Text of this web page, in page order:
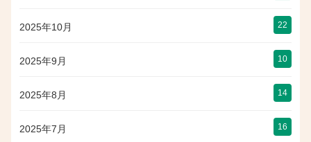
2025年10月 22
2025年9月 10
2025年8月 14
2025年7月 16